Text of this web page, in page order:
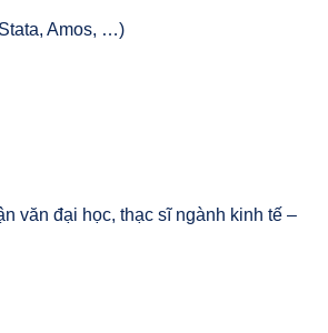
Amos, …)
văn đại học, thạc sĩ ngành kinh tế –